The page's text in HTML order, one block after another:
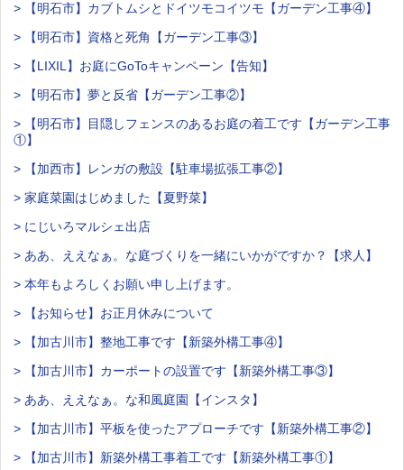
> 【明石市】カブトムシとドイツモコイツモ【ガーデン工事④】
> 【明石市】資格と死角【ガーデン工事③】
> 【LIXIL】お庭にGoToキャンペーン【告知】
> 【明石市】夢と反省【ガーデン工事②】
> 【明石市】目隠しフェンスのあるお庭の着工です【ガーデン工事
①】
> 【加西市】レンガの敷設【駐車場拡張工事②】
> 家庭菜園はじめました【夏野菜】
> にじいろマルシェ出店
> ああ、ええなぁ。な庭づくりを一緒にいかがですか？【求人】
> 本年もよろしくお願い申し上げます。
> 【お知らせ】お正月休みについて
> 【加古川市】整地工事です【新築外構工事④】
> 【加古川市】カーポートの設置です【新築外構工事③】
> ああ、ええなぁ。な和風庭園【インスタ】
> 【加古川市】平板を使ったアプローチです【新築外構工事②】
> 【加古川市】新築外構工事着工です【新築外構工事①】